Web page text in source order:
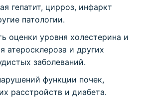
гепатит, цирроз, инфаркт
патологии.
оценки уровня холестерина и
атеросклероза и других
заболеваний.
функции почек,
расстройств и диабета.